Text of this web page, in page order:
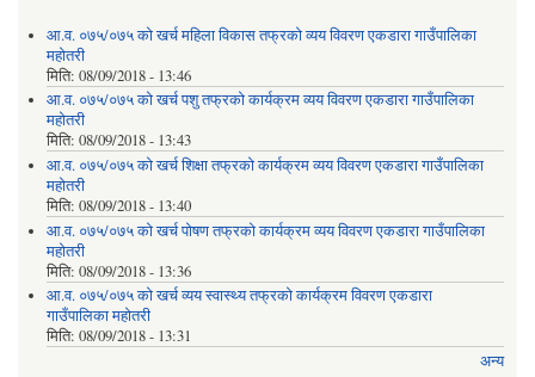
आ.व. ०७५/०७५ को खर्च महिला विकास तफ्रको व्यय विवरण एकडारा गाउँपालिका
महोतरी
मिति: 08/09/2018 - 13:46
आ.व. ०७५/०७५ को खर्च पशु तफ्रको कार्यक्रम व्यय विवरण एकडारा गाउँपालिका
महोतरी
मिति: 08/09/2018 - 13:43
आ.व. ०७५/०७५ को खर्च शिक्षा तफ्रको कार्यक्रम व्यय विवरण एकडारा गाउँपालिका
महोतरी
मिति: 08/09/2018 - 13:40
आ.व. ०७५/०७५ को खर्च पोषण तफ्रको कार्यक्रम व्यय विवरण एकडारा गाउँपालिका
महोतरी
मिति: 08/09/2018 - 13:36
आ.व. ०७५/०७५ को खर्च व्यय स्वास्थ्य तफ्रको कार्यक्रम विवरण एकडारा
गाउँपालिका महोतरी
मिति: 08/09/2018 - 13:31
अन्य